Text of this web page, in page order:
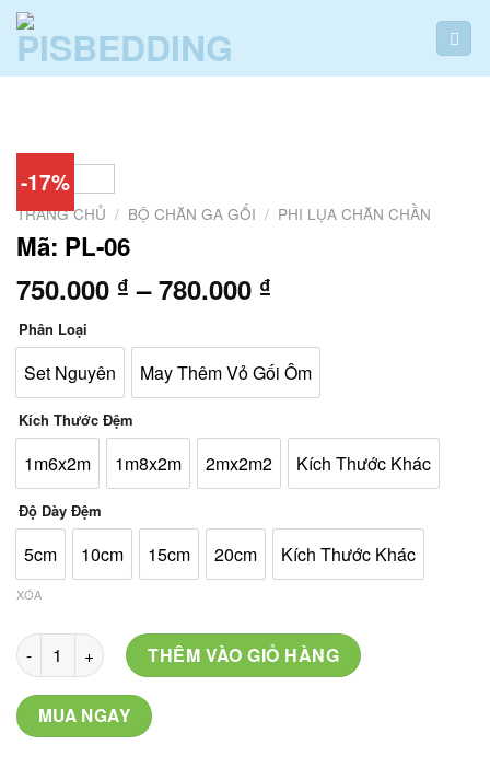
Skip
content
-17%
TRANG CHỦ / BỘ CHĂN GA GỐI / PHI LỤA CHĂN CHẦN
Mã: PL-06
750.000 ₫ – 780.000 ₫
từ
750.000 ₫
đến
Phân Loại
Set Nguyên May Thêm Vỏ Gối Ôm
Kích Thước Đệm
1m6x2m 1m8x2m 2mx2m2 Kích Thước Khác
Độ Dày Đệm
5cm 10cm 15cm 20cm Kích Thước Khác
XÓA
Mã: PL-06 số lượngTHÊM VÀO GIỎ HÀNG
MUA NGAY